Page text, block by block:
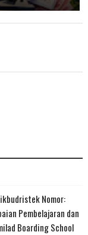
Nomor:
Pembelajaran dan
Boarding School